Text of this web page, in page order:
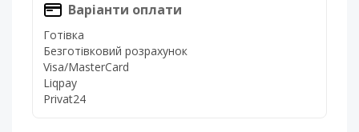
Варіанти оплати
Готівка
Безготівковий розрахунок
Visa/MasterCard
Liqpay
Privat24